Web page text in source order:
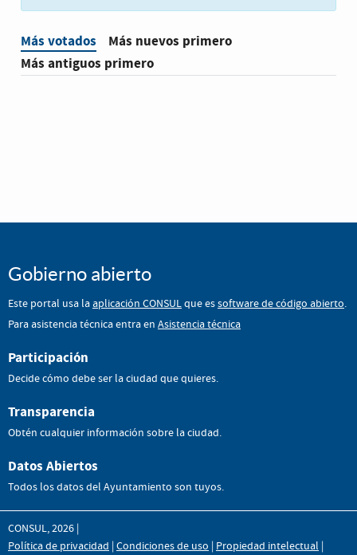
Más votados
Más nuevos primero
Más antiguos primero
Gobierno abierto
Este portal usa laaplicación CONSULque essoftware de código abierto.
Para asistencia técnica entra en Asistencia técnica
Participación
Decide cómo debe ser la ciudad que quieres.
Transparencia
Obtén cualquier información sobre la ciudad.
Datos Abiertos
Todos los datos del Ayuntamiento son tuyos.
CONSUL, 2026 |
Política de privacidad | Condiciones de uso | Propiedad intelectual |